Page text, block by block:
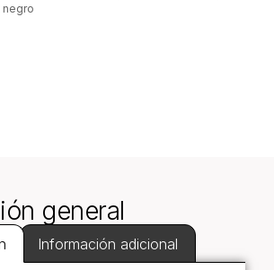
negro
general
Información adicional